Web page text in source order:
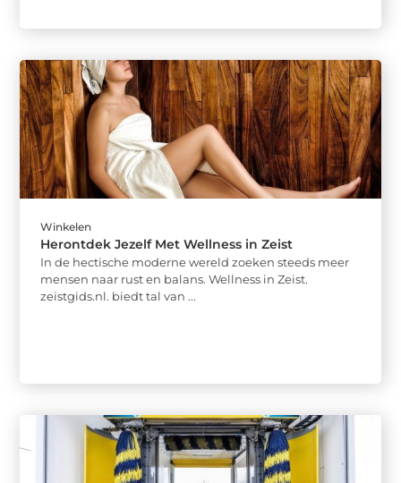
Winkelen
Herontdek Jezelf Met Wellness in Zeist
In de hectische moderne wereld zoeken steeds meer
mensen naar rust en balans. Wellness in Zeist.
zeistgids.nl. biedt tal van ...